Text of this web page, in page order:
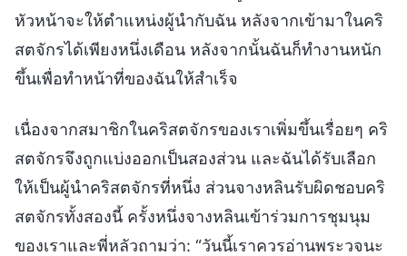
หัวหน้าจะให้ตำแหน่งผู้นำกับฉัน หลังจากเข้ามาในคริ
สตจักรได้เพียงหนึ่งเดือน หลังจากนั้นฉันก็ทำงานหนัก
ขึ้นเพื่อทำหน้าที่ของฉันให้สำเร็จ
เนื่องจากสมาชิกในคริสตจักรของเราเพิ่มขึ้นเรื่อยๆ คริ
สตจักรจึงถูกแบ่งออกเป็นสองส่วน และฉันได้รับเลือก
ให้เป็นผู้นำคริสตจักรที่หนึ่ง ส่วนจางหลินรับผิดชอบคริ
สตจักรทั้งสองนี้ ครั้งหนึ่งจางหลินเข้าร่วมการชุมนุม
ของเราและพี่หลัวถามว่า: “วันนี้เราควรอ่านพระวจนะ